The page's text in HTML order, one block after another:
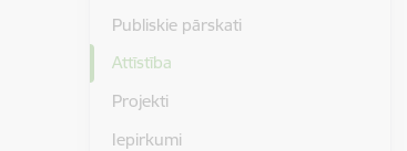
Publiskie pārskati
Attīstība
Projekti
Iepirkumi